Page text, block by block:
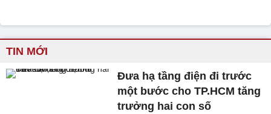
TIN MỚI
Đưa hạ tầng điện đi trước
một bước cho TP.HCM tăng
trưởng hai con số